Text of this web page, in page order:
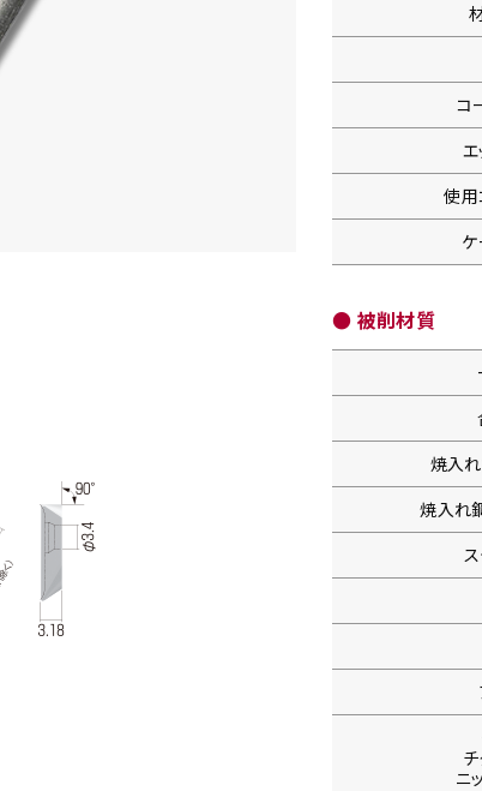
コ
使用
● 被削材質
焼入
焼入れ
ニ